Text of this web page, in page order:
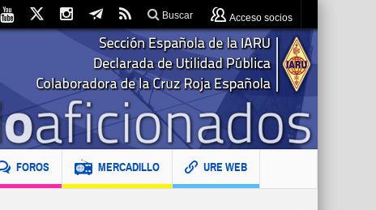
Buscar Acceso socios
FOROS MERCADILLO URE WEB